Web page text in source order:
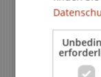
Haben Sie
Haben Sie
Haben Sie
Haben Sie